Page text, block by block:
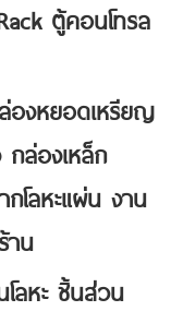
ตู้คอนโทรล
องหยอดเหรียญ
ล่องเหล็ก
กโลหะแผ่น งาน
าน
ลหะ ชิ้นส่วน